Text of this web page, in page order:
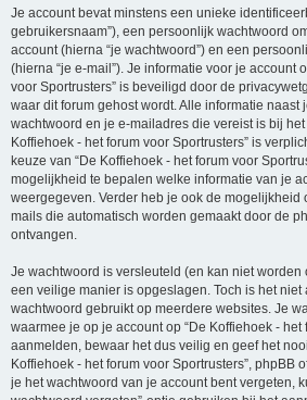
Je account bevat minstens een unieke
gebruikersnaam”), een persoonlijk wachtwoord
account (hierna “je wachtwoord”) en een
(hierna “je e-mail”). Je informatie voor je account
voor Sportrusters” is beveiligd door de
waar dit forum gehost wordt. Alle informatie naast
wachtwoord en je e-mailadres die vereist is bij
Koffiehoek - het forum voor Sportrusters” is
keuze van “De Koffiehoek - het forum voor
mogelijkheid te bepalen welke informatie van je
weergegeven. Verder heb je ook de mogelijkheid
mails die automatisch worden gemaakt door de
ontvangen.
Je wachtwoord is versleuteld (en kan niet
een veilige manier is opgeslagen. Toch is het niet
wachtwoord gebruikt op meerdere websites. Je
waarmee je op je account op “De Koffiehoek - het
aanmelden, bewaar het dus veilig en geef het
Koffiehoek - het forum voor Sportrusters”, phpBB
je het wachtwoord van je account bent vergeten,